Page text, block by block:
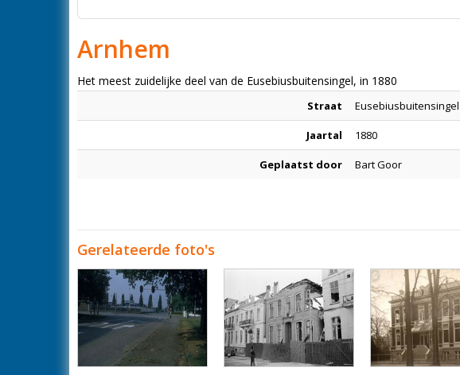
Arnhem
Het meest zuidelijke deel van de Eusebiusbuitensingel, in 1880
Straat Eusebiusbuitensingel
Jaartal 1880
Geplaatst door Bart Goor
Gerelateerde foto's